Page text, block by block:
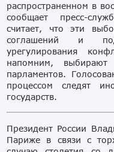
распространенном в
сообщает пресс-
считает, что эти
соглашений и
урегулирования
напомним,
парламентов.
процессом следят
государств.
Президент России
Париже в связи с